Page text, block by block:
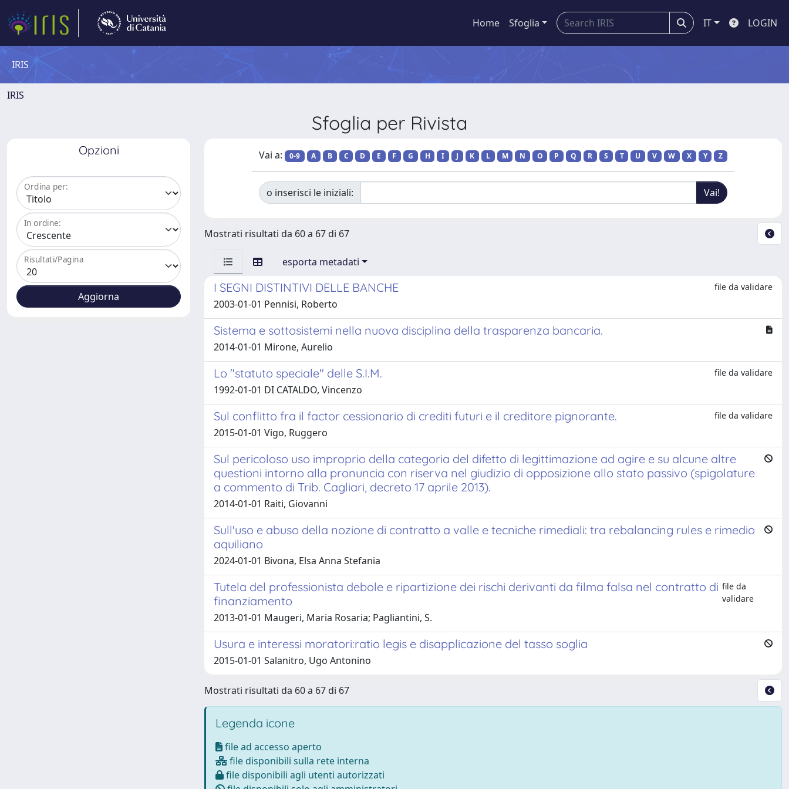
Home Sfoglia IT LOGIN
IRIS
IRIS
Sfoglia per Rivista
Opzioni
Ordina per:
In ordine:
Risultati/Pagina
Vai a: 0-9 A B C D E F G H I J K L M N O P Q R S T U V W X Y Z
o inserisci le iniziali:
Mostrati risultati da 60 a 67 di 67
esporta metadati
I SEGNI DISTINTIVI DELLE BANCHE file da validare
2003-01-01 Pennisi, Roberto
Sistema e sottosistemi nella nuova disciplina della trasparenza bancaria.
2014-01-01 Mirone, Aurelio
Lo "statuto speciale" delle S.I.M. file da validare
1992-01-01 DI CATALDO, Vincenzo
Sul conflitto fra il factor cessionario di crediti futuri e il creditore pignorante. file da validare
2015-01-01 Vigo, Ruggero
Sul pericoloso uso improprio della categoria del difetto di legittimazione ad agire e su alcune altre
questioni intorno alla pronuncia con riserva nel giudizio di opposizione allo stato passivo (spigolature
a commento di Trib. Cagliari, decreto 17 aprile 2013).
2014-01-01 Raiti, Giovanni
Sull'uso e abuso della nozione di contratto a valle e tecniche rimediali: tra rebalancing rules e rimedio
aquiliano
2024-01-01 Bivona, Elsa Anna Stefania
Tutela del professionista debole e ripartizione dei rischi derivanti da filma falsa nel contratto di
finanziamento
file da
validare
2013-01-01 Maugeri, Maria Rosaria; Pagliantini, S.
Usura e interessi moratori:ratio legis e disapplicazione del tasso soglia
2015-01-01 Salanitro, Ugo Antonino
Mostrati risultati da 60 a 67 di 67
Legenda icone
file ad accesso aperto
file disponibili sulla rete interna
file disponibili agli utenti autorizzati